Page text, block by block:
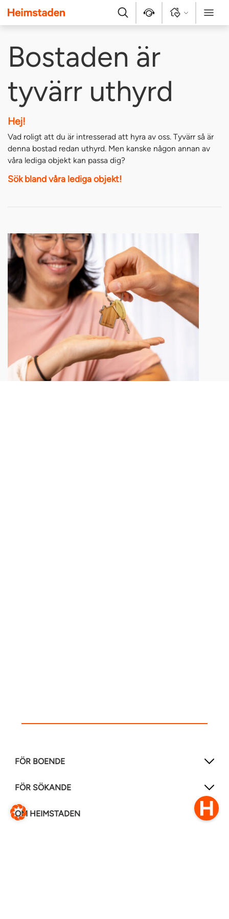
Heimstaden
Sök Kontakt Logga in Meny
Bostaden är
tyvärr uthyrd
Hej!
Vad roligt att du är intresserad att hyra av oss. Tyvärr så är
denna bostad redan uthyrd. Men kanske någon annan av
våra lediga objekt kan passa dig?
Sök bland våra lediga objekt!
FÖR BOENDE
FÖR SÖKANDE
OM HEIMSTADEN